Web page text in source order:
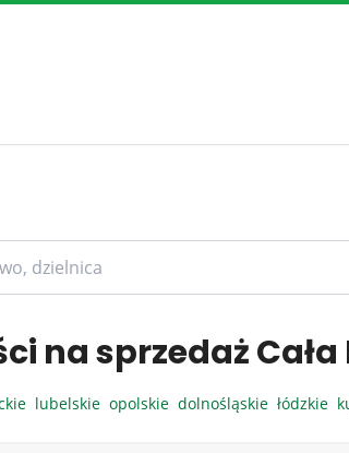
na sprzedaż Cała
lubelskie opolskie dolnośląskie łódzkie